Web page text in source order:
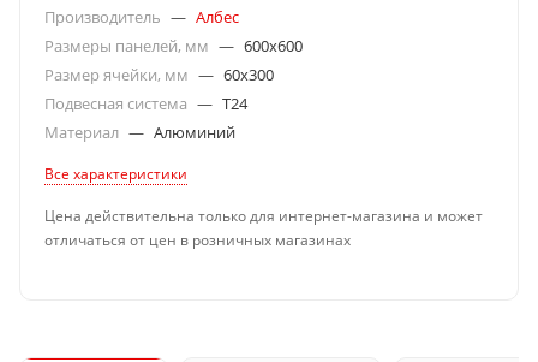
Производитель — Албес
Размеры панелей, мм — 600x600
Размер ячейки, мм — 60x300
Подвесная система — T24
Материал — Алюминий
Все характеристики
Цена действительна только для интернет-магазина и может
отличаться от цен в розничных магазинах